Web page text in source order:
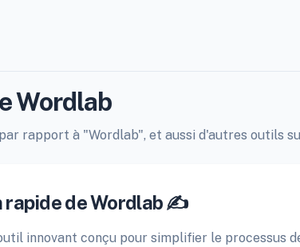
Wordlab
rapport à "Wordlab", et aussi d'autres outils
rapide de Wordlab ✍️
innovant conçu pour simplifier le processus